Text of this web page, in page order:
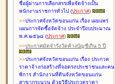
ชื่อผู้ผ่านการเลือกสรรเพื่อจัดจ้างเป็น
พนักงานราชการทั่วไป (ประกาศ)
>>ประกาศจังหวัดขอนแก่น เรื่อง เผยแพร่
แผนการจัดซื้อจัดจ้าง ประจำปีงบประมาณ
พ.ศ.๒๕๖๘ (ประกาศ)
>>ประกาศมัดจำรังวัดค้างบัญชีเกิน 5 ปี
>>ประกาศจังหวัดขอนแก่น เรื่อง ประกวด
ราคาจ้างก่อสร้างที่จอดรถประชาชนและคน
พิการ สำนักงานที่ดินจังหวัดขอนแก่น
สาขากระนวน ด้วยวิธีประกวดราคา